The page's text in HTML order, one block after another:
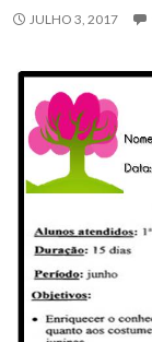
JULHO 3, 2017